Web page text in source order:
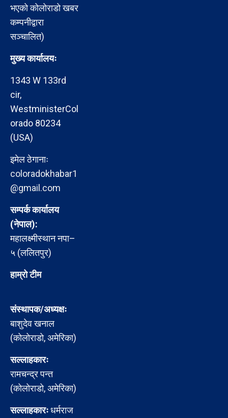
भएको कोलोराडो खबर
कम्पनीद्वारा
सञ्चालित)
मुख्य कार्यालयः
1343 W 133rd
cir,
WestministerCol
orado 80234
(USA)
इमेल ठेगानाः
coloradokhabar1
@gmail.com
सम्पर्क कार्यालय
(नेपाल):
महालक्ष्मीस्थान नपा–
५ (ललितपुर)
हाम्रो टीम
संस्थापक/अध्यक्षः
बाशुदेव खनाल
(कोलोराडो, अमेरिका)
सल्लाहकारः
रामचन्द्र पन्त
(कोलोराडो, अमेरिका)
सल्लाहकारःधर्मराज